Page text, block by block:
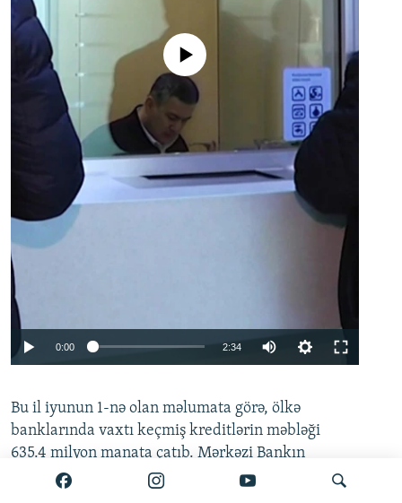
No media source currently available
0:00 2:34
360p
480p
Bu il iyunun 1-nə olan məlumata görə, ölkə
banklarında vaxtı keçmiş kreditlərin məbləği
635.4 milyon manata çatıb. Mərkəzi Bankın
hesabatına əsasən, bu göstərici
mayın 1-i ilə